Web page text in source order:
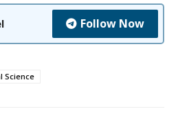
Follow Now
Science